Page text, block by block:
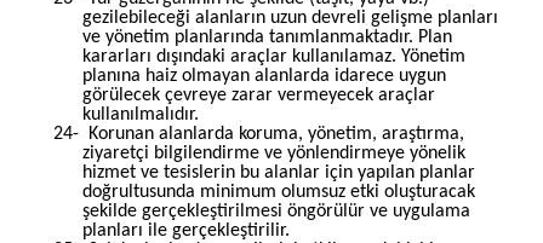
gezilebileceği alanların uzun devreli gelişme planları
ve yönetim planlarında tanımlanmaktadır. Plan
kararları dışındaki araçlar kullanılamaz. Yönetim
planına haiz olmayan alanlarda idarece uygun
görülecek çevreye zarar vermeyecek araçlar
kullanılmalıdır.
24-
Korunan alanlarda koruma, yönetim, araştırma,
ziyaretçi bilgilendirme ve yönlendirmeye yönelik
hizmet ve tesislerin bu alanlar için yapılan planlar
doğrultusunda minimum olumsuz etki oluşturacak
şekilde gerçekleştirilmesi öngörülür ve uygulama
planları ile gerçekleştirilir.